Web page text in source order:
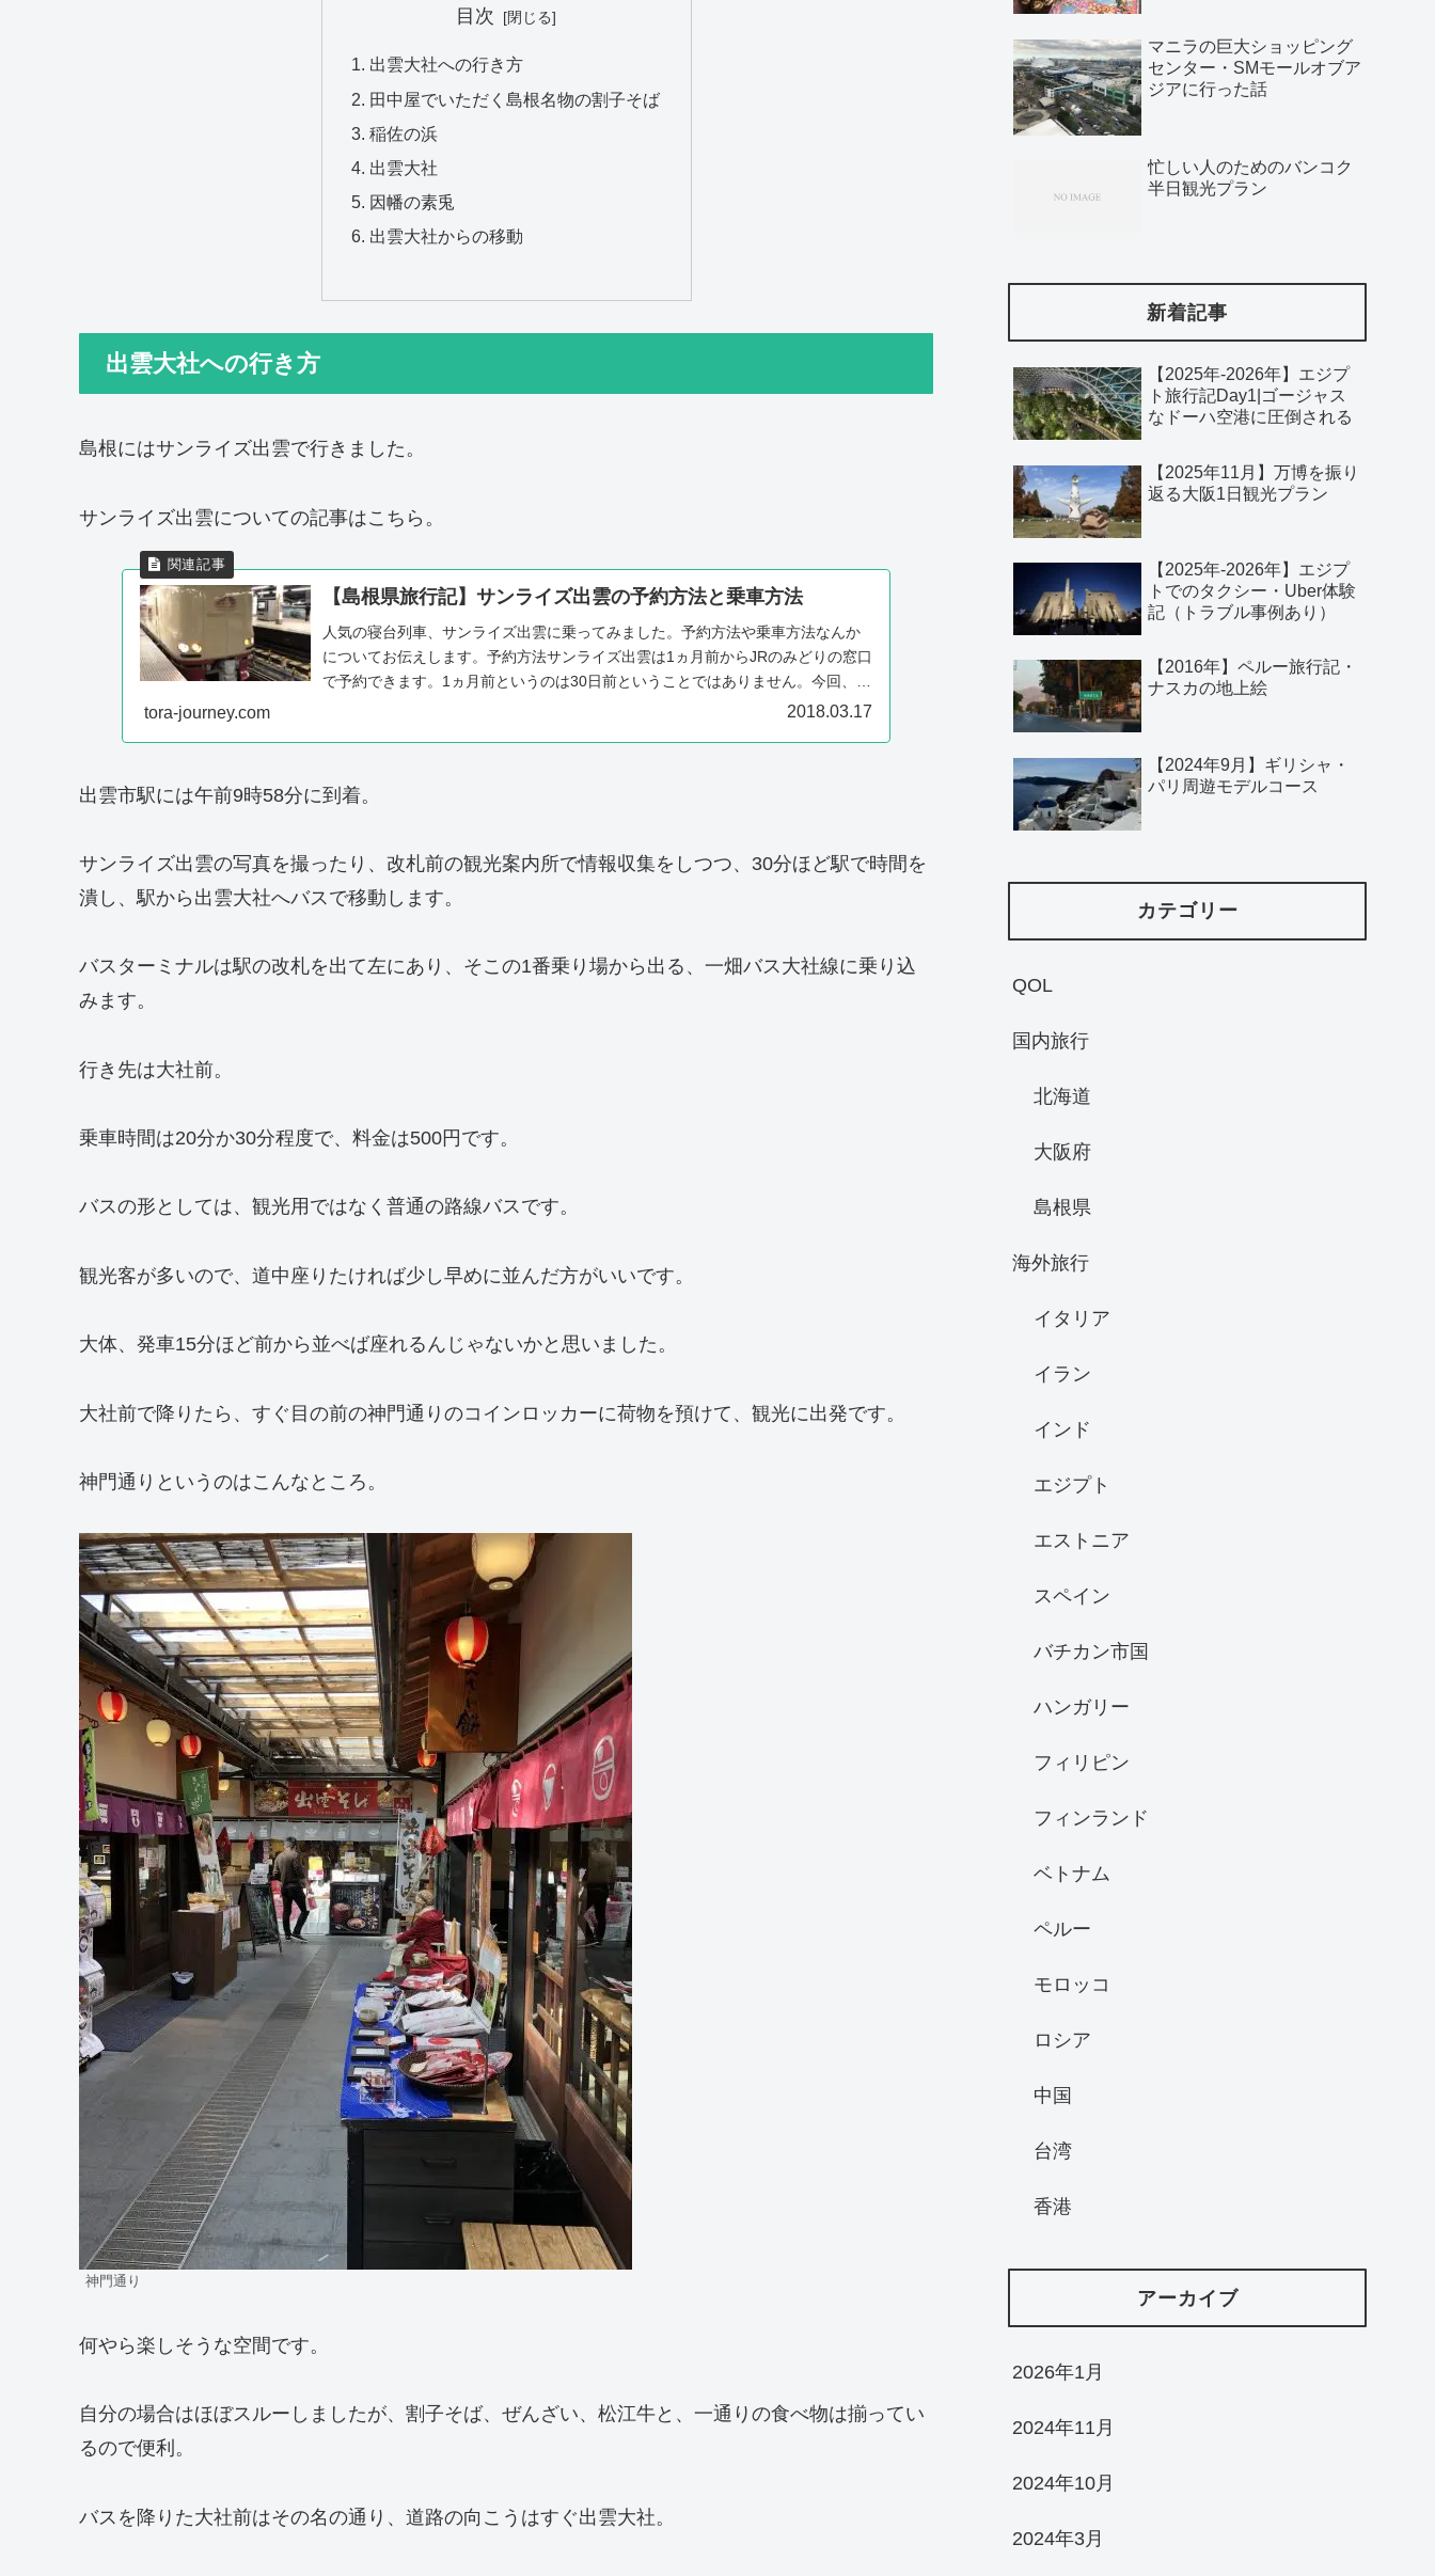
目次
出雲大社への行き方
田中屋でいただく島根名物の割子そば
稲佐の浜
出雲大社
因幡の素兎
出雲大社からの移動
出雲大社への行き方
島根にはサンライズ出雲で行きました。
サンライズ出雲についての記事はこちら。
【島根県旅行記】サンライズ出雲の予約方法と乗車方法
人気の寝台列車、サンライズ出雲に乗ってみました。予約方法や乗車方法なんか
についてお伝えします。予約方法サンライズ出雲は1ヵ月前からJRのみどりの窓口
で予約できます。1ヵ月前というのは30日前ということではありません。今回、3
tora-journey.com 2018.03.17
出雲市駅には午前9時58分に到着。
サンライズ出雲の写真を撮ったり、改札前の観光案内所で情報収集をしつつ、30分ほど駅で時間を
潰し、駅から出雲大社へバスで移動します。
バスターミナルは駅の改札を出て左にあり、そこの1番乗り場から出る、一畑バス大社線に乗り込
みます。
行き先は大社前。
乗車時間は20分か30分程度で、料金は500円です。
バスの形としては、観光用ではなく普通の路線バスです。
観光客が多いので、道中座りたければ少し早めに並んだ方がいいです。
大体、発車15分ほど前から並べば座れるんじゃないかと思いました。
大社前で降りたら、すぐ目の前の神門通りのコインロッカーに荷物を預けて、観光に出発です。
神門通りというのはこんなところ。
神門通り
何やら楽しそうな空間です。
自分の場合はほぼスルーしましたが、割子そば、ぜんざい、松江牛と、一通りの食べ物は揃ってい
るので便利。
バスを降りた大社前はその名の通り、道路の向こうはすぐ出雲大社。
マニラの巨大ショッピング
センター・SMモールオブア
ジアに行った話
忙しい人のためのバンコク
半日観光プラン
新着記事
【2025年-2026年】エジプ
ト旅行記Day1|ゴージャス
なドーハ空港に圧倒される
【2025年11月】万博を振り
返る大阪1日観光プラン
【2025年-2026年】エジプ
トでのタクシー・Uber体験
記（トラブル事例あり）
【2016年】ペルー旅行記・
ナスカの地上絵
【2024年9月】ギリシャ・
パリ周遊モデルコース
カテゴリー
QOL
国内旅行
北海道
大阪府
島根県
海外旅行
イタリア
イラン
インド
エジプト
エストニア
スペイン
バチカン市国
ハンガリー
フィリピン
フィンランド
ベトナム
ペルー
モロッコ
ロシア
中国
台湾
香港
アーカイブ
2026年1月
2024年11月
2024年10月
2024年3月